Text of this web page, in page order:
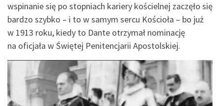
wspinanie się po stopniach kariery kościelnej zaczęło się
bardzo szybko – i to w samym sercu Kościoła – bo już
w 1913 roku, kiedy to Dante otrzymał nominację
na oficjała w Świętej Penitencjarii Apostolskiej.